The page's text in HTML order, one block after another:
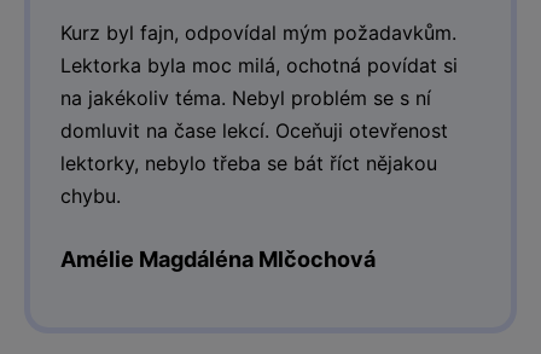
Kurz byl fajn, odpovídal mým požadavkům.
Lektorka byla moc milá, ochotná povídat si
na jakékoliv téma. Nebyl problém se s ní
domluvit na čase lekcí. Oceňuji otevřenost
lektorky, nebylo třeba se bát říct nějakou
chybu.
Amélie Magdáléna Mlčochová